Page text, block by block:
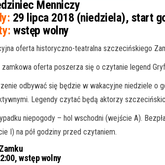
Menniczy
29 lipca 2018 (niedziela), start
wstęp wolny
oferta historyczno-teatralna szczecińskiego
zamkowa oferta poszerza się o czytanie legend
odbywać się będzie w wakacyjne niedziele o
Legendy czytać będą aktorzy
niepogody – hol wschodni (wejście A).
I) na pół godziny przed czytaniem.
wstęp wolny